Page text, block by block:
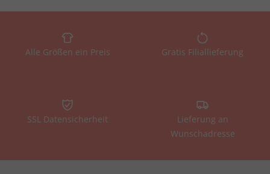
Alle Größen ein Preis Gratis Filiallieferung
SSL Datensicherheit
Lieferung an
Wunschadresse